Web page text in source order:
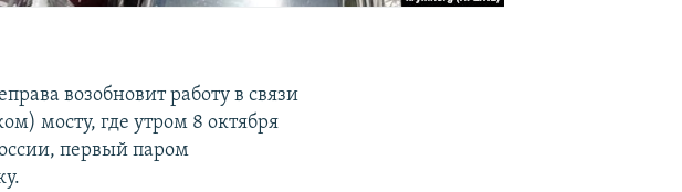
возобновит работу в связи
мосту, где утром 8 октября
первый паром